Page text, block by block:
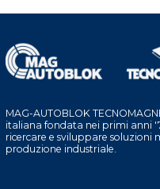
MAG-AUTOBLOK
italiana fondata nei primi anni
ricercare e sviluppare soluzioni
produzione industriale.